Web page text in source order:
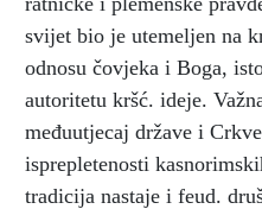
svijet bio je utemeljen na
odnosu čovjeka i Boga,
autoritetu kršć. ideje.
međuutjecaj države i
isprepletenosti
tradicija nastaje i feud.